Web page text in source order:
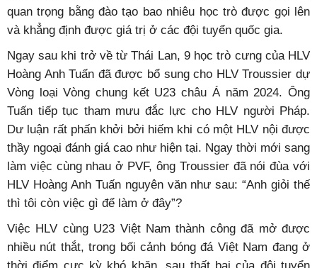
quan trọng bằng đào tạo bao nhiêu học trò được gọi lên
và khẳng định được giá trị ở các đội tuyển quốc gia.
Ngay sau khi trở về từ Thái Lan, 9 học trò cưng của HLV
Hoàng Anh Tuấn đã được bổ sung cho HLV Troussier dự
Vòng loại Vòng chung kết U23 châu Á năm 2024. Ông
Tuấn tiếp tục tham mưu đắc lực cho HLV người Pháp.
Dư luận rất phấn khởi bởi hiếm khi có một HLV nội được
thầy ngoại đánh giá cao như hiện tại. Ngay thời mới sang
làm việc cùng nhau ở PVF, ông Troussier đã nói đùa với
HLV Hoàng Anh Tuấn nguyên văn như sau: “Anh giỏi thế
thì tôi còn việc gì để làm ở đây”?
Việc HLV cùng U23 Việt Nam thành công đã mở được
nhiều nút thắt, trong bối cảnh bóng đá Việt Nam đang ở
thời điểm cực kỳ khó khăn, sau thất bại của đội tuyển